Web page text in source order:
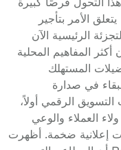
الأمر بتأجير
الرئيسية الآن
المفاهيم المحلية
المستهلك
في صدارة
التسويق الرقمي أولاً،
العملاء والوعي
إعلانية ضخمة. أظهرت